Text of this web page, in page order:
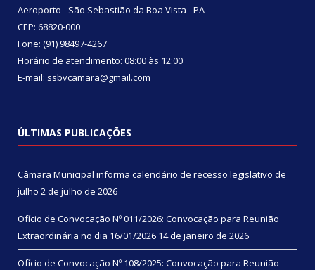
Aeroporto - São Sebastião da Boa Vista - PA
CEP: 68820-000
Fone: (91) 98497-4267
Horário de atendimento: 08:00 às 12:00
E-mail: ssbvcamara@gmail.com
ÚLTIMAS PUBLICAÇÕES
Câmara Municipal informa calendário de recesso legislativo de
julho 2 de julho de 2026
Ofício de Convocação Nº 011/2026: Convocação para Reunião
Extraordinária no dia 16/01/2026 14 de janeiro de 2026
Ofício de Convocação Nº 108/2025: Convocação para Reunião